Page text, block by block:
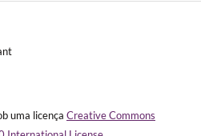
uma licença Creative Commons